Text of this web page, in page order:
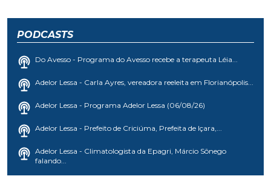
PODCASTS
Do Avesso - Programa do Avesso recebe a terapeuta Léia...
Adelor Lessa - Carla Ayres, vereadora reeleita em Florianópolis...
Adelor Lessa - Programa Adelor Lessa (06/08/26)
Adelor Lessa - Prefeito de Criciúma, Prefeita de Içara,...
Adelor Lessa - Climatologista da Epagri, Márcio Sônego
falando...